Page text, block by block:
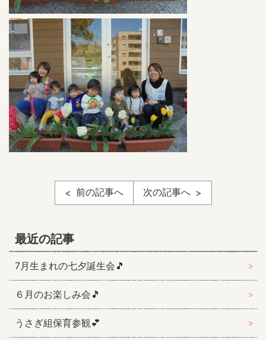
前の記事へ 次の記事へ
最近の記事
7月生まれの七夕誕生会🎵
６月のお楽しみ会🎵
うさぎ組保育参観💕